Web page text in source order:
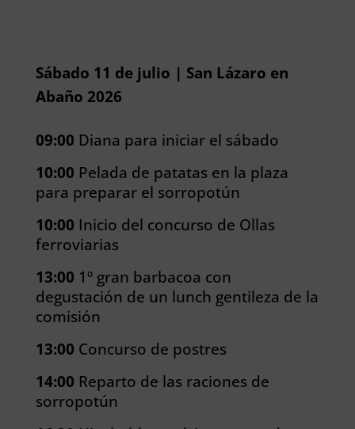
Sábado 11 de julio | San Lázaro en
Abaño 2026
09:00 Diana para iniciar el sábado
10:00 Pelada de patatas en la plaza
para preparar el sorropotún
10:00 Inicio del concurso de Ollas
ferroviarias
13:00 1º gran barbacoa con
degustación de un lunch gentileza de la
comisión
13:00 Concurso de postres
14:00 Reparto de las raciones de
sorropotún